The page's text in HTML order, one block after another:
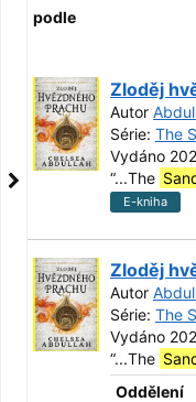
podle
Zloděj
Autor
Série: The
Vydáno
“...The
E-kniha
Zloděj
Autor
Série: The
Vydáno
“...The
Oddělení